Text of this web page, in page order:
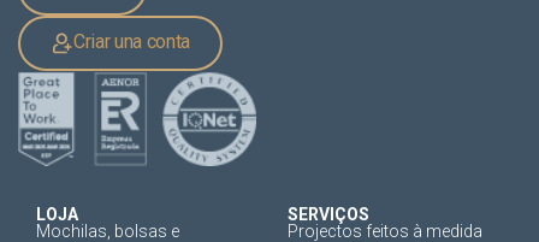
Criar una conta
LOJA
Mochilas, bolsas e
SERVIÇOS
Projectos feitos à medida